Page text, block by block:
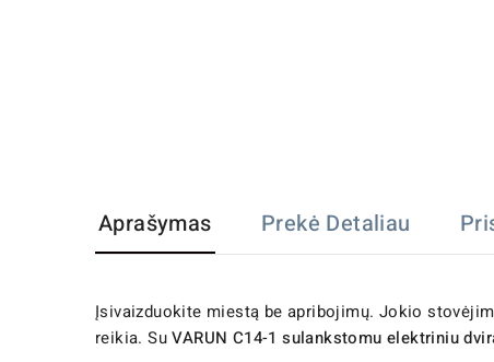
Aprašymas Prekė Detaliau
Įsivaizduokite miestą be apribojimų. Jokio
reikia. SuVARUN C14-1 sulankstomu elektriniu